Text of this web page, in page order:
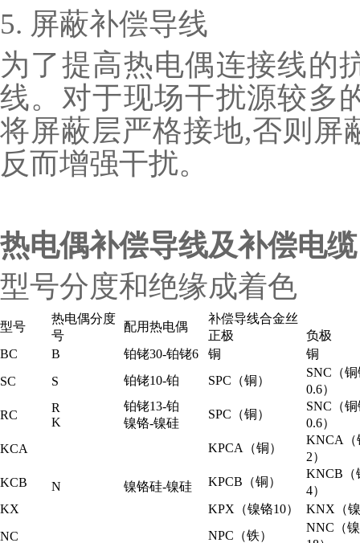
5. 屏蔽补偿导线
为了提高热电偶连接线的
线。对于现场干扰源较多
将屏蔽层严格接地,否则屏
反而增强干扰。
热电偶补偿导线及补偿电缆
型号分度和绝缘成着色
型号
热电偶分度
号
配用热电偶
补偿导线合金丝
正极
负极
BC
B 铂铑30-铂铑6 铜
铜
SC
S 铂铑10-铂 SPC（铜）
SNC（
0.6）
RC
R
K
铂铑13-铂
镍铬-镍硅
SPC（铜）
SNC（
0.6）
KCA
N 镍铬硅-镍硅
KPCA（铜）
KNCA（
2）
KCB
KPCB（铜）
KNCB（
4）
KX
KPX（镍铬10）
KNX（
NC
NPC（铁）
NNC（